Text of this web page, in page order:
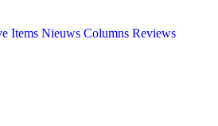
Items Nieuws Columns Reviews